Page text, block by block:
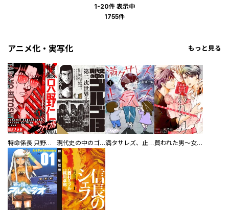
1-20件 表示中
1755件
アニメ化・実写化 もっと見る
特命係長 只野仁ファイナル 愛蔵版 現代史の中のゴルゴ13 満タサレズ、止メラレズ 買われた男～女性限定快感セラピスト～【描き下ろしおまけ付き特装版】